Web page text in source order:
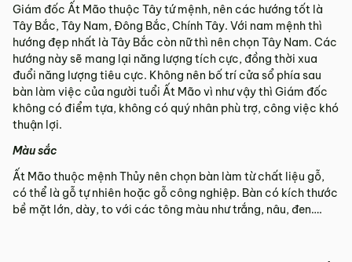
Giám đốc Ất Mão thuộc Tây tứ mệnh, nên các hướng tốt là
Tây Bắc, Tây Nam, Đông Bắc, Chính Tây. Với nam mệnh thì
hướng đẹp nhất là Tây Bắc còn nữ thì nên chọn Tây Nam. Các
hướng này sẽ mang lại năng lượng tích cực, đồng thời xua
đuổi năng lượng tiêu cực. Không nên bố trí cửa sổ phía sau
bàn làm việc của người tuổi Ất Mão vì như vậy thì Giám đốc
không có điểm tựa, không có quý nhân phù trợ, công việc khó
thuận lợi.
Màu sắc
Ất Mão thuộc mệnh Thủy nên chọn bàn làm từ chất liệu gỗ,
có thể là gỗ tự nhiên hoặc gỗ công nghiệp. Bàn có kích thước
bề mặt lớn, dày, to với các tông màu như trắng, nâu, đen….